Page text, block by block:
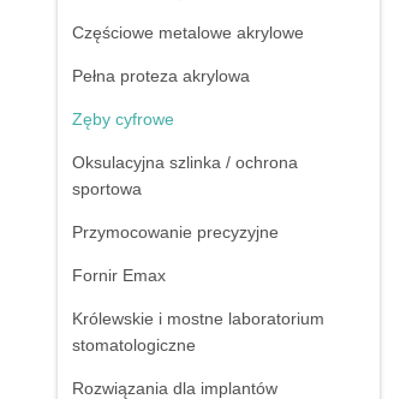
Częściowe metalowe akrylowe
Pełna proteza akrylowa
Zęby cyfrowe
Oksulacyjna szlinka / ochrona
sportowa
Przymocowanie precyzyjne
Fornir Emax
Królewskie i mostne laboratorium
stomatologiczne
Rozwiązania dla implantów